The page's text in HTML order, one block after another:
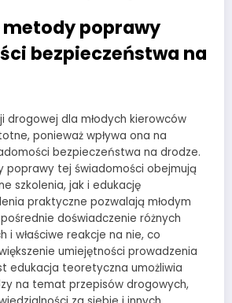
metody poprawy
bezpieczeństwa na
drogowej dla młodych kierowców
ponieważ wpływa ona na
bezpieczeństwa na drodze.
poprawy tej świadomości obejmują
szkolenia, jak i edukację
praktyczne pozwalają młodym
doświadczenie różnych
i właściwe reakcje na nie, co
umiejętności prowadzenia
edukacja teoretyczna umożliwia
na temat przepisów drogowych,